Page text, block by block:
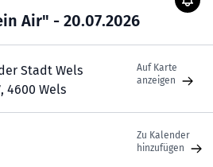
Air" - 20.07.2026
Stadt Wels
4600 Wels
Auf Karte
anzeigen
Zu Kalender
hinzufügen